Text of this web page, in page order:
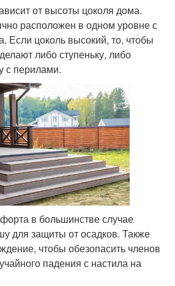
от высоты цоколя дома.
расположен в одном уровне с
Если цоколь высокий, то, чтобы
либо ступеньку, либо
с перилами.
в большинстве случае
для защиты от осадков. Также
чтобы обезопасить членов
падения с настила на